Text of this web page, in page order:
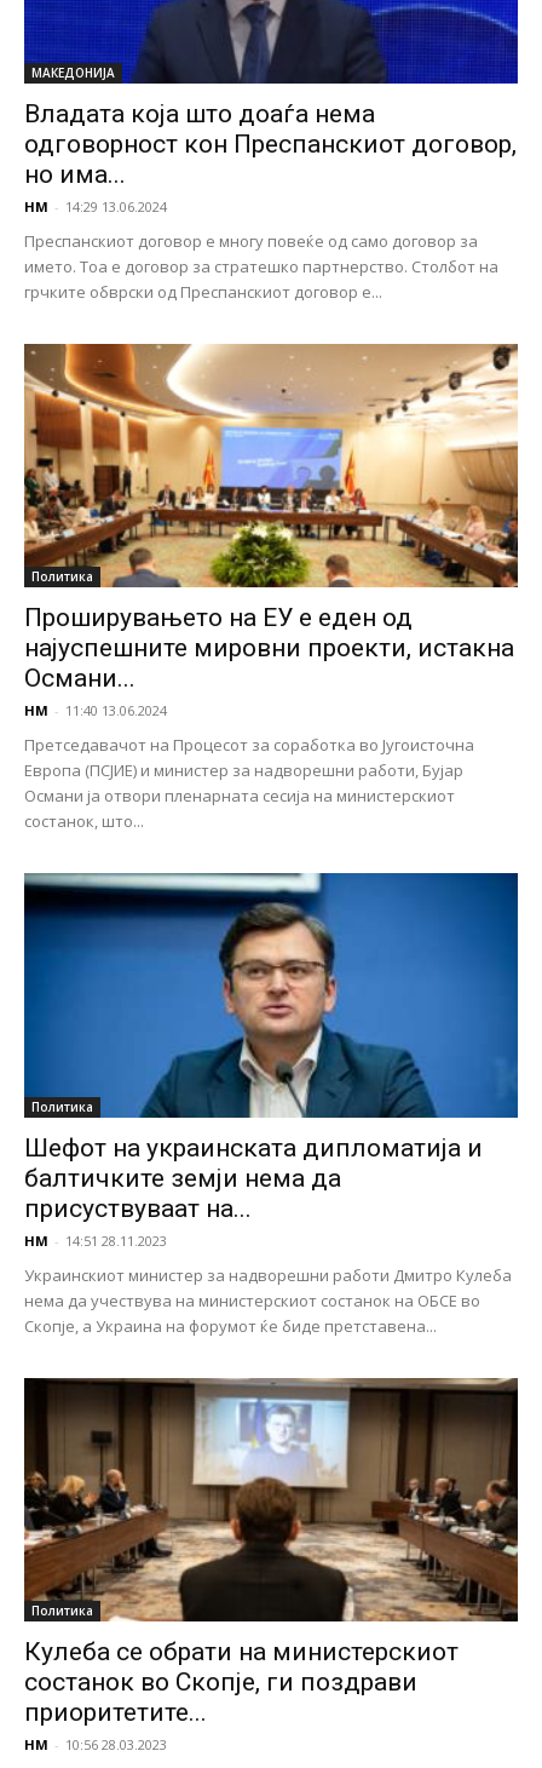
МАКЕДОНИЈА
Владата која што доаѓа нема
одговорност кон Преспанскиот договор,
но има...
НМ - 14:29 13.06.2024
Преспанскиот договор е многу повеќе од само договор за
името. Тоа е договор за стратешко партнерство. Столбот на
грчките обврски од Преспанскиот договор е...
Политика
Проширувањето на ЕУ е еден од
најуспешните мировни проекти, истакна
Османи...
НМ - 11:40 13.06.2024
Претседавачот на Процесот за соработка во Југоисточна
Европа (ПСЈИЕ) и министер за надворешни работи, Бујар
Османи ја отвори пленарната сесија на министерскиот
состанок, што...
Политика
Шефот на украинската дипломатија и
балтичките земји нема да
присуствуваат на...
НМ - 14:51 28.11.2023
Украинскиот министер за надворешни работи Дмитро Кулеба
нема да учествува на министерскиот состанок на ОБСЕ во
Скопје, a Украина на форумот ќе биде претставена...
Политика
Кулеба се обрати на министерскиот
состанок во Скопје, ги поздрави
приоритетите...
НМ - 10:56 28.03.2023